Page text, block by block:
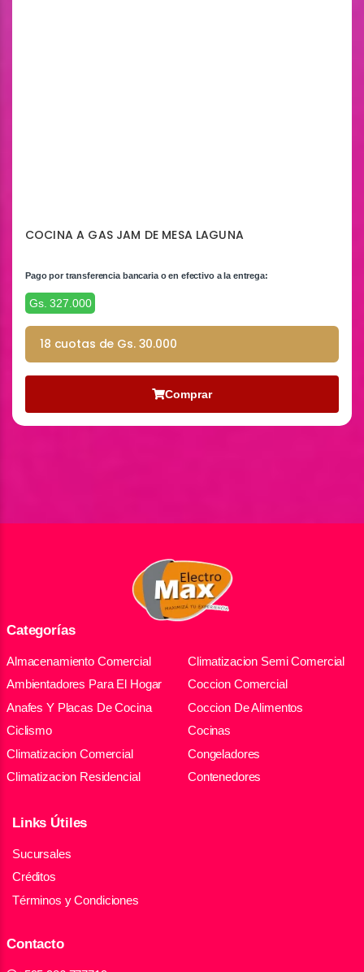
COCINA A GAS JAM DE MESA LAGUNA
Pago por transferencia bancaria o en efectivo a la entrega:
Gs. 327.000
18 cuotas de Gs. 30.000
Comprar
Categorías
Almacenamiento Comercial
Ambientadores Para El Hogar
Anafes Y Placas De Cocina
Ciclismo
Climatizacion Comercial
Climatizacion Residencial
Climatizacion Semi Comercial
Coccion Comercial
Coccion De Alimentos
Cocinas
Congeladores
Contenedores
Links Útiles
Sucursales
Créditos
Términos y Condiciones
Contacto